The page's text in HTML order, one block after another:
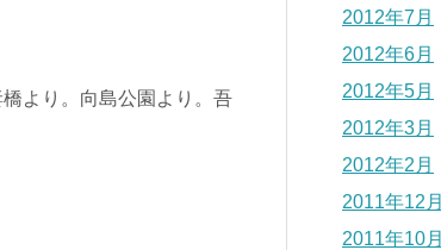
より。向島公園より。吾
2012年7月
2012年6月
2012年5月
2012年3月
2012年2月
2011年12月
2011年10月